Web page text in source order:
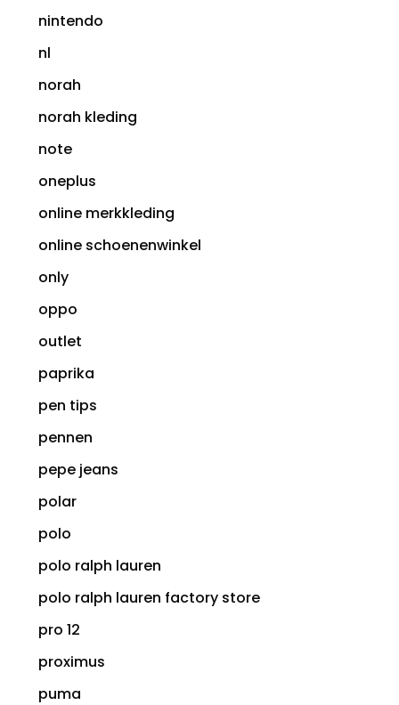
nintendo
nl
norah
norah kleding
note
oneplus
online merkkleding
online schoenenwinkel
only
oppo
outlet
paprika
pen tips
pennen
pepe jeans
polar
polo
polo ralph lauren
polo ralph lauren factory store
pro 12
proximus
puma